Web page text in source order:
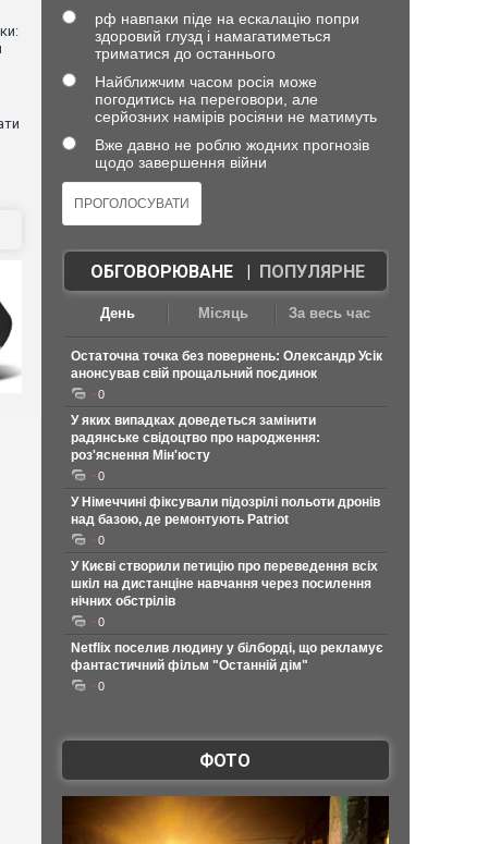
рф навпаки піде на ескалацію попри
здоровий глузд і намагатиметься
триматися до останнього
Найближчим часом росія може
погодитись на переговори, але
серйозних намірів росіяни не матимуть
Вже давно не роблю жодних прогнозів
щодо завершення війни
ОБГОВОРЮВАНЕ| ПОПУЛЯРНЕ
День Місяць За весь час
Остаточна точка без повернень: Олександр Усік
анонсував свій прощальний поєдинок
0
У яких випадках доведеться замінити
радянське свідоцтво про народження:
роз'яснення Мін'юсту
0
У Німеччині фіксували підозрілі польоти дронів
над базою, де ремонтують Patriot
0
У Києві створили петицію про переведення всіх
шкіл на дистанціне навчання через посилення
нічних обстрілів
0
Netflix поселив людину у білборді, що рекламує
фантастичний фільм "Останній дім"
0
ФОТО